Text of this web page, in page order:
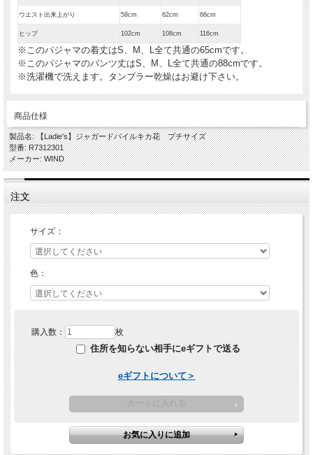
ウエスト出来上がり 58cm 62cm 66cm
ヒップ 102cm 108cm 116cm
※このパジャマの着丈はS、M、L全て共通の65cmです。
※このパジャマのパンツ丈はS、M、L全て共通の88cmです。
※洗濯機で洗えます。タンブラー乾燥はお避け下さい。
商品仕様
製品名: 【Ladie's】ジャガードパイルキカ花 プチサイズ
型番: R7312301
メーカー: WIND
注文
サイズ：
色：
購入数： 枚
住所を知らない相手にeギフトで送る
eギフトについて＞